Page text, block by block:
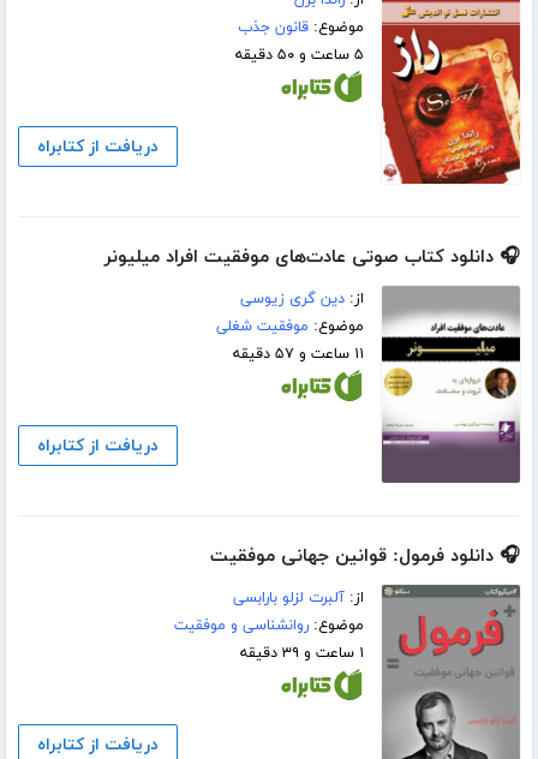
موضوع:قانون جذب
۵ ساعت و ۵۰ دقیقه
دریافت از کتابراه
🎧 دانلود کتاب صوتی عادت‌های موفقیت افراد میلیونر
از:دین گری زیوسی
موضوع: موفقیت شغلی
۱۱ ساعت و ۵۷ دقیقه
دریافت از کتابراه
🎧 دانلود فرمول: قوانین جهانی موفقیت
از:آلبرت لزلو بارابسی
موضوع:روانشناسی و موفقیت
۱ ساعت و ۳۹ دقیقه
دریافت از کتابراه